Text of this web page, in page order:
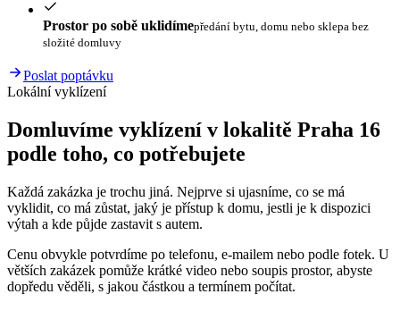
Prostor po sobě uklidímepředání bytu, domu nebo sklepa bez
složité domluvy
Poslat poptávku
Lokální vyklízení
Domluvíme vyklízení v lokalitě Praha 16
podle toho, co potřebujete
Každá zakázka je trochu jiná. Nejprve si ujasníme, co se má
vyklidit, co má zůstat, jaký je přístup k domu, jestli je k dispozici
výtah a kde půjde zastavit s autem.
Cenu obvykle potvrdíme po telefonu, e-mailem nebo podle fotek. U
větších zakázek pomůže krátké video nebo soupis prostor, abyste
dopředu věděli, s jakou částkou a termínem počítat.